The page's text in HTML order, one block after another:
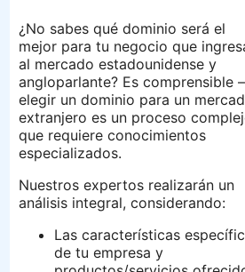
¿No sabes qué dominio será el
mejor para tu negocio que
al mercado estadounidense y
angloparlante? Es comprensible –
elegir un dominio para un
extranjero es un proceso
que requiere conocimientos
especializados.
Nuestros expertos realizarán un
análisis integral, considerando:
Las características
de tu empresa y